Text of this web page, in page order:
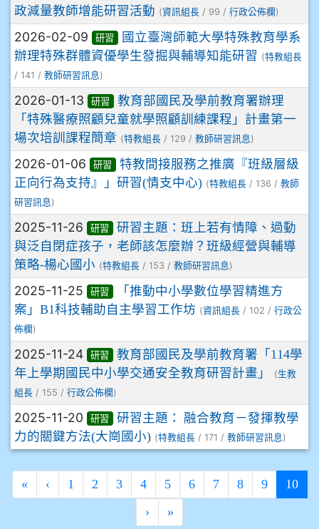
政減量教師增能研習活動 (資訊組長 / 99 / 行政公佈欄 )
2026-02-09 研習
國立臺灣師範大學特殊教育學系
辦理特殊群體資優學生發掘與輔導知能研習 (特教組長
/ 141 / 教師研習訊息 )
2026-01-13 研習
教育部國民及學前教育署辦理
「特殊醫療照顧兒童就學照顧訓練課程」計畫第一
場次培訓課程簡章 (特教組長 / 129 / 教師研習訊息 )
2026-01-06 研習
特教間接服務之推廣『班級層級
正向行為支持』」研習(情支中心) (特教組長 / 136 / 教師
研習訊息 )
2025-11-26 研習
研習主題：班上若有情障、過動
與泛自閉症孩子，老師該怎麼辦？班級經營與輔導
策略-楊心國小 (特教組長 / 153 / 教師研習訊息 )
2025-11-25 研習
「推動中小學數位學習精進方
案」B1科技輔助自主學習工作坊 (資訊組長 / 102 / 行政公
佈欄 )
2025-11-24 研習
教育部國民及學前教育署「114學
年上學期國民中小學交通安全教育研習計畫」
(生教
組長 / 155 / 行政公佈欄 )
2025-11-20 研習
研習主題： 融合教育－發揮教學
力的關鍵方法(大崗國小) (特教組長 / 171 / 教師研習訊息 )
« ‹ 1 2 3 4 5 6 7 8 9 10
› »